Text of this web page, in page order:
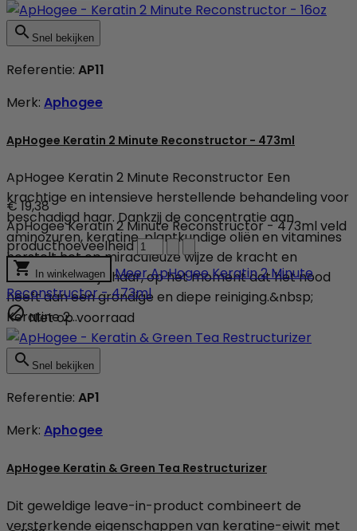
 Snel bekijken
Referentie: AP11
Merk: Aphogee
ApHogee Keratin 2 Minute Reconstructor - 473ml
ApHogee Keratin 2 Minute Reconstructor Een
krachtige en intensieve herstellende behandeling voor
beschadigd haar. Dankzij de concentratie aan
aminozuren, keratine, plantkundige oliën en vitamines
herstelt het op miraculeuze wijze de kracht en
zachtheid van je haar, op het moment dat het nood
heeft aan een grondige en diepe reiniging.&nbsp;
Keratine 2...
€ 19,38
ApHogee Keratin 2 Minute Reconstructor - 473ml veld
producthoeveelheid
 In winkelwagen MeerApHogee Keratin 2 Minute
Reconstructor - 473ml
Niet op voorraad
 Snel bekijken
Referentie: AP1
Merk: Aphogee
ApHogee Keratin & Green Tea Restructurizer
Dit geweldige leave-in-product combineert de
versterkende eigenschappen van keratine-eiwit met